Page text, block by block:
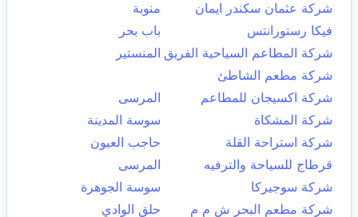
شركة عثمان سكندر ايمان
منوبة
فيكا رستورانتس
باب بحر
شركة المطاعم السياحية الفريق المنستير
شركة مطعم الشاطئ
شركة اكسيجان للمطاعم
المرسى
شركة المشكاة
سوسة المدينة
شركة استراحة القلة
حاجب العيون
قرطاج للسياحة والترفيه
المرسى
شركة سوجيركا
سوسة الجوهرة
شركة مطعم البحر ش م م
حلق الوادي